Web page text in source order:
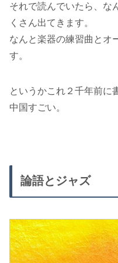
それで読んでいたら、な
くさん出てきます。
なんと楽器の練習曲とオ
す。
というかこれ２千年前に
中国すごい。
論語とジャズ